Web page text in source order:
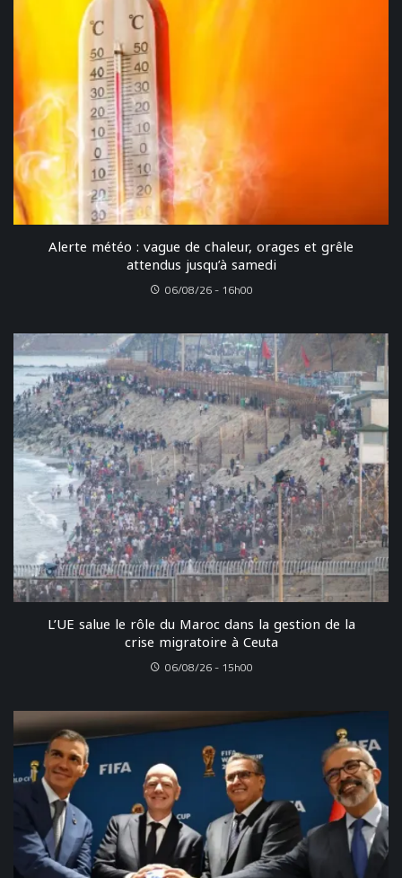
Alerte météo : vague de chaleur, orages et grêle
attendus jusqu’à samedi
06/08/26 - 16h00
L’UE salue le rôle du Maroc dans la gestion de la
crise migratoire à Ceuta
06/08/26 - 15h00